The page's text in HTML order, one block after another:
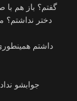
گفتم؟ باز هم
دختر نداشتم؟
داشتم
جوابشو